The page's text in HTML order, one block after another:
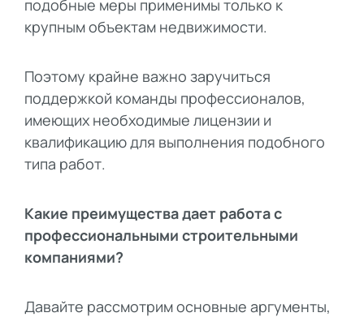
подобные меры применимы только к
крупным объектам недвижимости.
Поэтому крайне важно заручиться
поддержкой команды профессионалов,
имеющих необходимые лицензии и
квалификацию для выполнения подобного
типа работ.
Какие преимущества дает работа с
профессиональными строительными
компаниями?
Давайте рассмотрим основные аргументы,